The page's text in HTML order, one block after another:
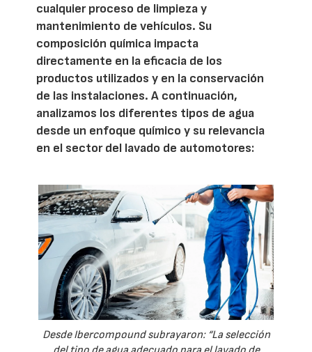
cualquier proceso de limpieza y
mantenimiento de vehículos. Su
composición química impacta
directamente en la eficacia de los
productos utilizados y en la conservación
de las instalaciones. A continuación,
analizamos los diferentes tipos de agua
desde un enfoque químico y su relevancia
en el sector del lavado de automotores:
Desde Ibercompound subrayaron: “La selección